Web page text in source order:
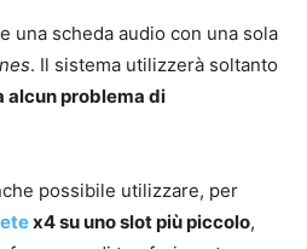
una scheda audio con una sola
. Il sistema utilizzerà soltanto
alcun problema di
possibile utilizzare, per
x4 su uno slot più piccolo,